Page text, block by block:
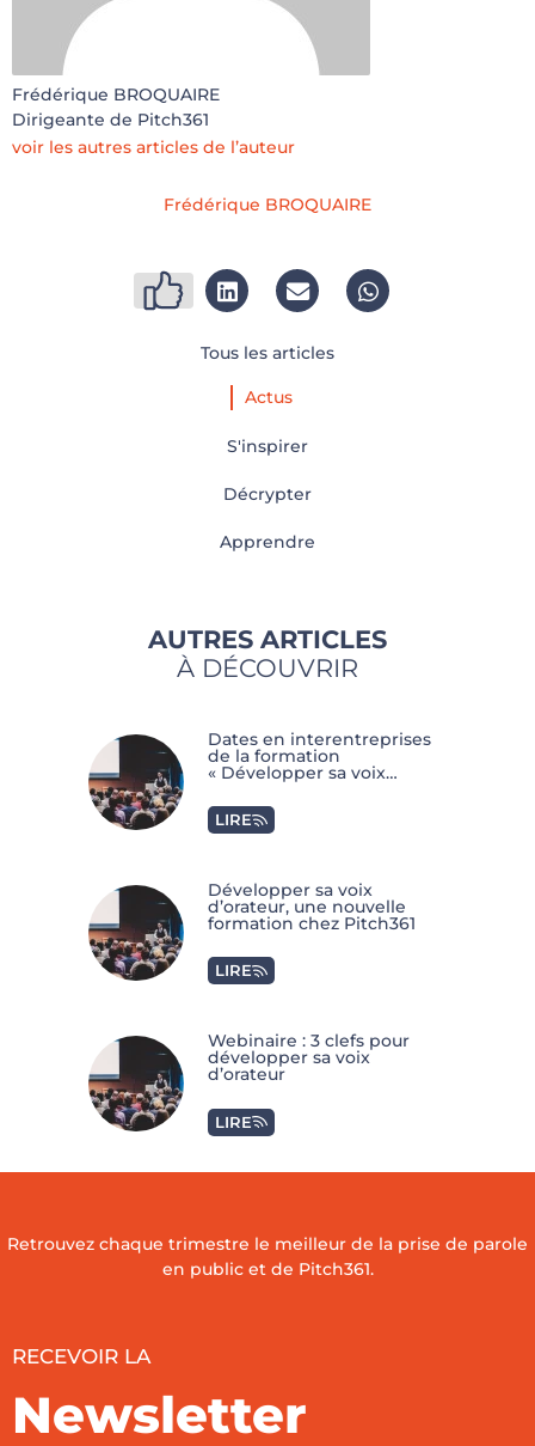
Frédérique BROQUAIRE
Dirigeante de Pitch361
voir les autres articles de l’auteur
Frédérique BROQUAIRE
Tous les articles
Actus
S'inspirer
Décrypter
Apprendre
AUTRES ARTICLES
À DÉCOUVRIR
Dates en interentreprises
de la formation
« Développer sa voix
d’orateur »
LIRE
Développer sa voix
d’orateur, une nouvelle
formation chez Pitch361
LIRE
Webinaire : 3 clefs pour
développer sa voix
d’orateur
LIRE
Retrouvez chaque trimestre le meilleur de la prise de parole
en public et de Pitch361.
RECEVOIR LA
Newsletter